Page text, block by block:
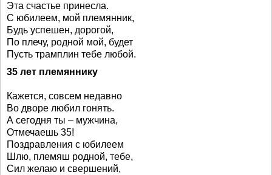
Эта счастье принесла.
С юбилеем, мой племянник,
Будь успешен, дорогой,
По плечу, родной мой, будет
Пусть трамплин тебе любой.
35 лет племяннику
Кажется, совсем недавно
Во дворе любил гонять.
А сегодня ты – мужчина,
Отмечаешь 35!
Поздравления с юбилеем
Шлю, племяш родной, тебе,
Сил желаю и свершений,